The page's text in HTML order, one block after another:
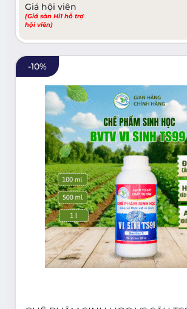
Giá hội viên
(Giá sàn Hi1 hỗ trợ
hội viên)
-10%